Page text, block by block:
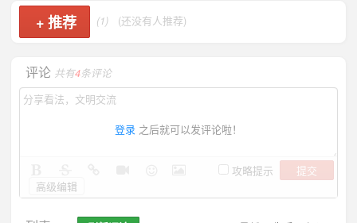
+推荐 (1) (还没有人推荐)
评论 共有4条评论
登录 之后就可以发评论啦！
攻略提示
提交
高级编辑